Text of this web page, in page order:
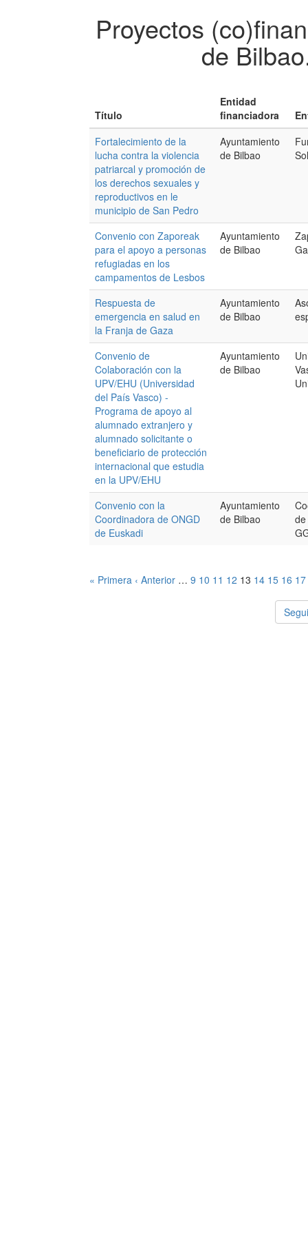
Proyectos
de
Título
Entidad
financiadora
Fortalecimiento de la
lucha contra la violencia
patriarcal y promoción de
los derechos sexuales y
reproductivos en le
municipio de San Pedro
Ayuntamiento
de Bilbao
Convenio con Zaporeak
para el apoyo a personas
refugiadas en los
campamentos de Lesbos
Ayuntamiento
de Bilbao
Respuesta de
emergencia en salud en
la Franja de Gaza
Ayuntamiento
de Bilbao
Convenio de
Colaboración con la
UPV/EHU (Universidad
del País Vasco) -
Programa de apoyo al
alumnado extranjero y
alumnado solicitante o
beneficiario de protección
internacional que estudia
en la UPV/EHU
Ayuntamiento
de Bilbao
Convenio con la
Coordinadora de ONGD
de Euskadi
Ayuntamiento
de Bilbao
« Primera ‹ Anterior … 9 10 11 12 13 14 15 16 17